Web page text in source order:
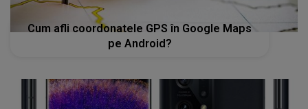
Cum afli coordonatele GPS în Google Maps
pe Android?